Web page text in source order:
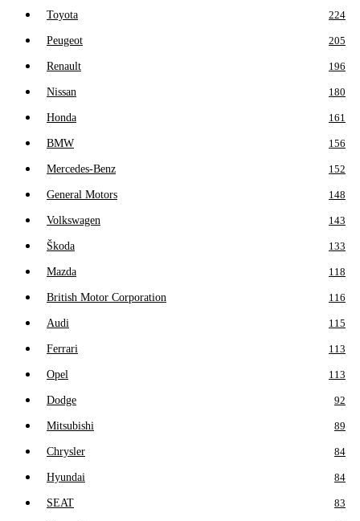
Toyota 224
Peugeot 205
Renault 196
Nissan 180
Honda 161
BMW 156
Mercedes-Benz 152
General Motors 148
Volkswagen 143
Škoda 133
Mazda 118
British Motor Corporation 116
Audi 115
Ferrari 113
Opel 113
Dodge 92
Mitsubishi 89
Chrysler 84
Hyundai 84
SEAT 83